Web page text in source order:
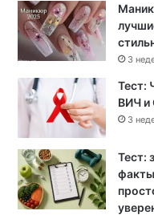
3
Тест:
ВИЧ
3
Тест: